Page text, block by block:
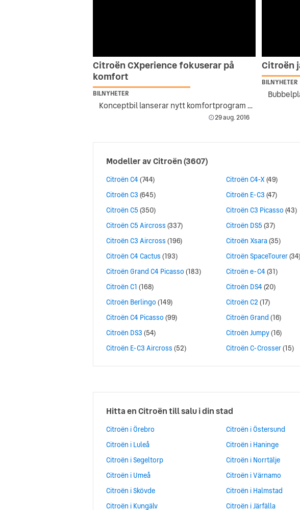
Citroën CXperience fokuserar på
komfort
BILNYHETER
Konceptbil lanserar nytt komfortprogram för Citroën
29 aug. 2016
Citroën
BILNYHETER
Modeller avCitroën(3607)
Citroën C4 (744)
Citroën C3 (645)
Citroën C5 (350)
Citroën C5 Aircross (337)
Citroën C3 Aircross (196)
Citroën C4 Cactus (193)
Citroën Grand C4 Picasso (183)
Citroën C1 (168)
Citroën Berlingo (149)
Citroën C4 Picasso (99)
Citroën DS3 (54)
Citroën E-C3 Aircross (52)
Citroën C4-X (49)
Citroën E-C3 (47)
Citroën C3 Picasso (43)
Citroën DS5 (37)
Citroën Xsara(35)
Citroën SpaceTourer(34)
Citroën e-C4 (31)
Citroën DS4 (20)
Citroën C2 (17)
Citroën Grand (16)
Citroën Jumpy(16)
Citroën C-Crosser(15)
Hitta en Citroën till salu i din stad
Citroën i Örebro
Citroën i Luleå
Citroën i Segeltorp
Citroën i Umeå
Citroën i Skövde
Citroën i Kungälv
Citroën i Östersund
Citroën i Haninge
Citroën i Norrtälje
Citroën i Värnamo
Citroën i Halmstad
Citroën i Järfälla